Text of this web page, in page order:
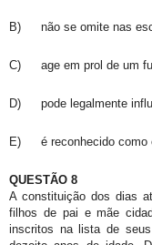
B) não se omite nas
C) age em prol de um
D) pode legalmente
E) é reconhecido como
QUESTÃO 8
A constituição dos dias
filhos de pai e mãe
inscritos na lista de